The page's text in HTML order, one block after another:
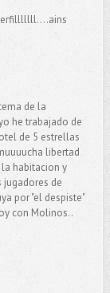
de la
he trabajado de
de 5 estrellas
libertad
habitacion y
de
por "el despiste"
con Molinos..